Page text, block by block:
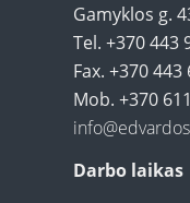
Gamyklos g.
Tel. +370 443
Fax. +370 443
Mob. +370
Darbo laikas